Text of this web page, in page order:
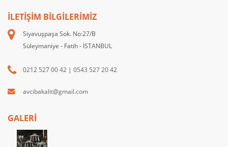
İLETIŞIM BILGILERIMIZ
Siyavuşpaşa Sok. No:27/B
Süleymaniye - Fatih - İSTANBUL
0212 527 00 42 | 0543 527 20 42
avcibakalit@gmail.com
GALERİ